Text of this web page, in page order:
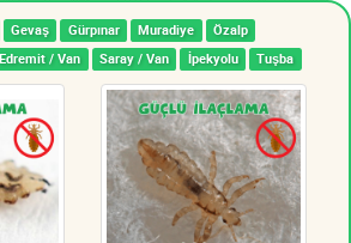
Gevaş Gürpınar Muradiye
Özalp
Edremit / Van Saray / Van İpekyolu Tuşba